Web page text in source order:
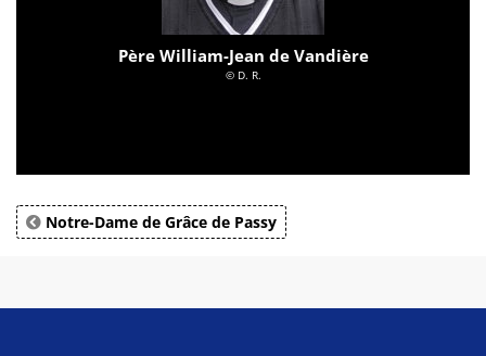
Père William-Jean de Vandière
© D. R.
Notre-Dame de Grâce de Passy